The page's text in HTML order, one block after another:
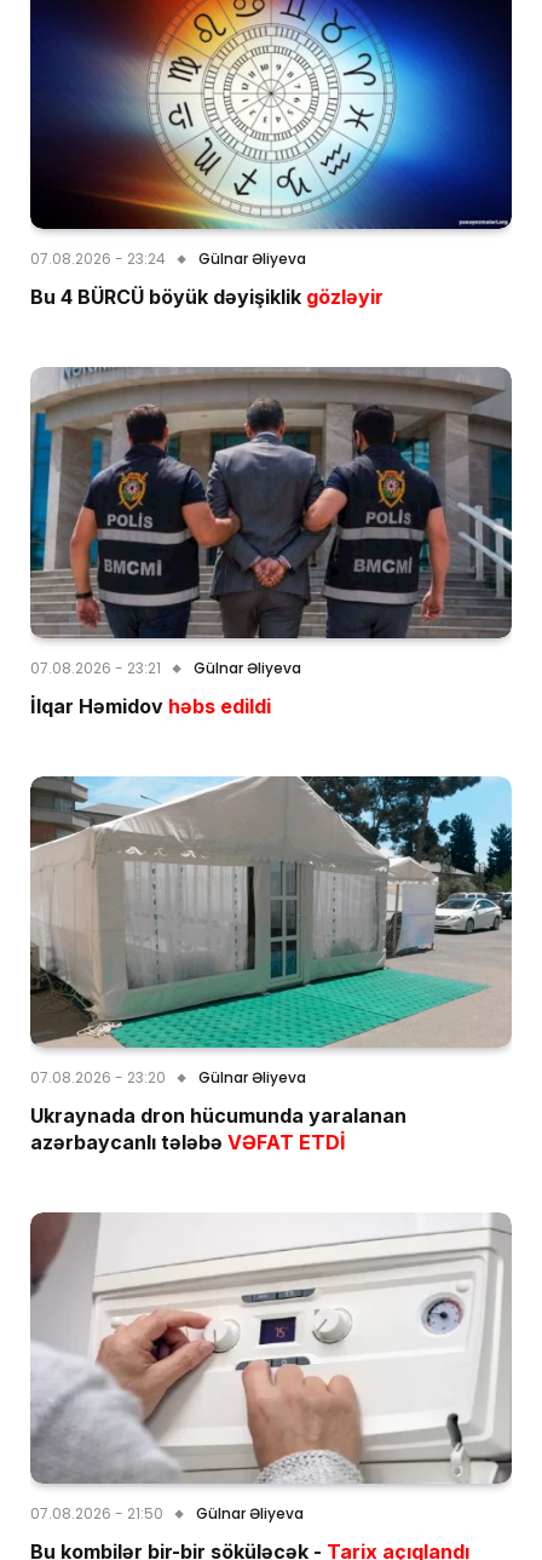
07.08.2026 - 23:24 Gülnar Əliyeva
Bu 4 BÜRCÜ böyük dəyişiklik gözləyir
07.08.2026 - 23:21 Gülnar Əliyeva
İlqar Həmidov həbs edildi
07.08.2026 - 23:20 Gülnar Əliyeva
Ukraynada dron hücumunda yaralanan
azərbaycanlı tələbə VƏFAT ETDİ
07.08.2026 - 21:50 Gülnar Əliyeva
Bu kombilər bir-bir söküləcək - Tarix açıqlandı